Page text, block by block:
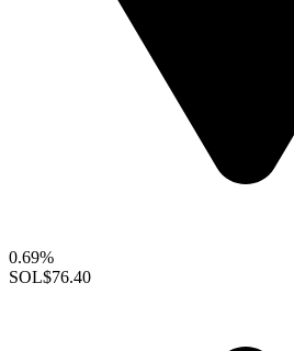
0.69%
SOL$76.40